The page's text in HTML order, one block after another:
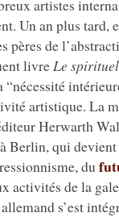
artistes
Un an plus tard,
pères de
livre Le
artistique. La
Herwarth
à Berlin, qui
du
activités de la
s’est